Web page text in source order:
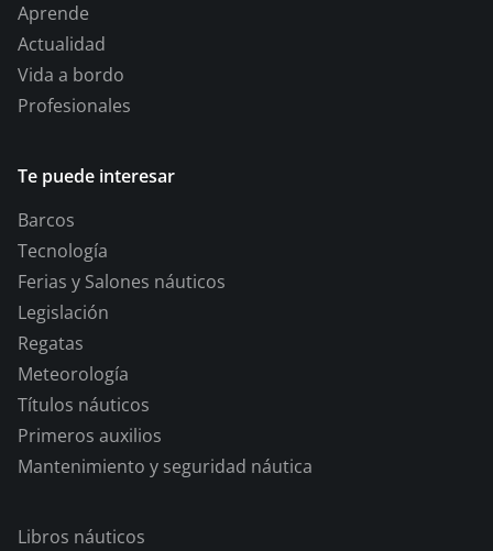
Aprende
Actualidad
Vida a bordo
Profesionales
Te puede interesar
Barcos
Tecnología
Ferias y Salones náuticos
Legislación
Regatas
Meteorología
Títulos náuticos
Primeros auxilios
Mantenimiento y seguridad náutica
Libros náuticos